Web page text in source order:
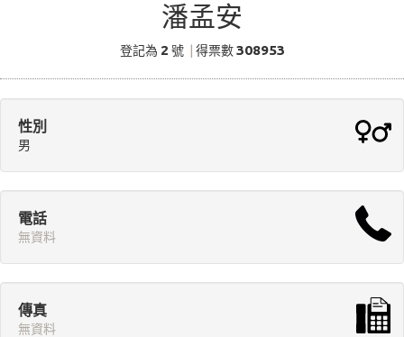
潘孟安
登記為 2 號 得票數308953
性別
男
電話
無資料
傳真
無資料